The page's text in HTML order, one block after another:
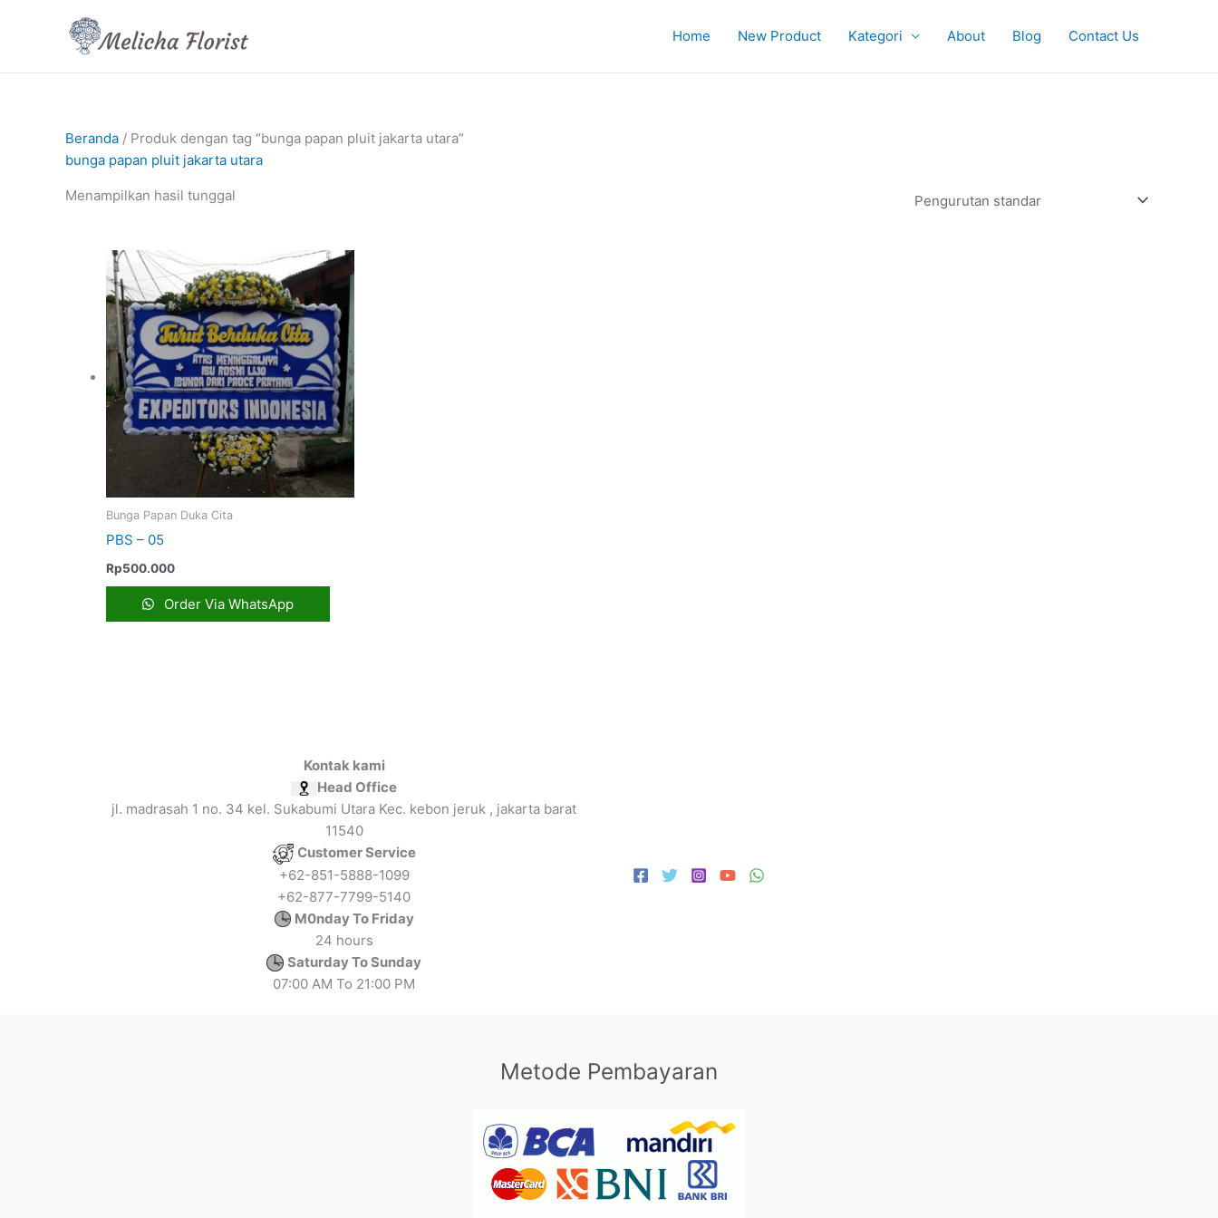
Home New Product Kategori About Blog Contact Us
Beranda / Produk dengan tag “bunga papan pluit jakarta utara”
bunga papan pluit jakarta utara
Menampilkan hasil tunggal
Bunga Papan Duka Cita
PBS – 05
Rp500.000
Order Via WhatsApp
Kontak kami
Head Office
jl. madrasah 1 no. 34 kel. Sukabumi Utara Kec. kebon jeruk , jakarta barat
11540
Customer Service
+62-851-5888-1099
+62-877-7799-5140
M0nday To Friday
24 hours
Saturday To Sunday
07:00 AM To 21:00 PM
Metode Pembayaran